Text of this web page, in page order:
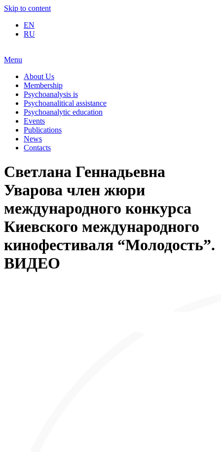
Skip to content
EN
RU
Menu
About Us
Membership
Psychoanalysis is
Psychoanalitical assistance
Psychoanalytic education
Events
Publications
News
Contacts
Светлана Геннадьевна
Уварова член жюри
международного конкурса
Киевского международного
кинофестиваля “Молодость”.
ВИДЕО